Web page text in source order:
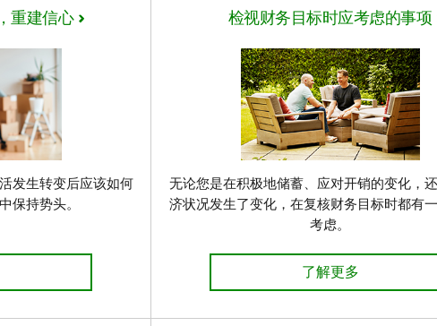
重建信心
发生转变后应该如何
保持势头。
的转变，重建信心 了解详情
检视财务目标时应考虑的事项
无论您是在积极地储蓄、应对开销的变化，
济状况发生了变化，在复核财务目标时都有
考虑。
检视财务目标时应考
了解更多